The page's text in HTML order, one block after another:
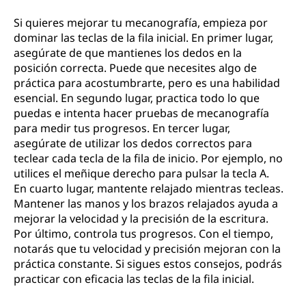
Si quieres mejorar tu mecanografía, empieza por
dominar las teclas de la fila inicial. En primer lugar,
asegúrate de que mantienes los dedos en la
posición correcta. Puede que necesites algo de
práctica para acostumbrarte, pero es una habilidad
esencial. En segundo lugar, practica todo lo que
puedas e intenta hacer pruebas de mecanografía
para medir tus progresos. En tercer lugar,
asegúrate de utilizar los dedos correctos para
teclear cada tecla de la fila de inicio. Por ejemplo, no
utilices el meñique derecho para pulsar la tecla A.
En cuarto lugar, mantente relajado mientras tecleas.
Mantener las manos y los brazos relajados ayuda a
mejorar la velocidad y la precisión de la escritura.
Por último, controla tus progresos. Con el tiempo,
notarás que tu velocidad y precisión mejoran con la
práctica constante. Si sigues estos consejos, podrás
practicar con eficacia las teclas de la fila inicial.